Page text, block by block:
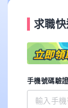
求職
手機號碼驗證